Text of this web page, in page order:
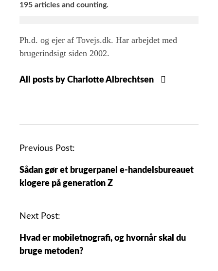
195 articles and counting.
Ph.d. og ejer af Tovejs.dk. Har arbejdet med
brugerindsigt siden 2002.
All posts by Charlotte Albrechtsen
Previous Post:
Sådan gør et brugerpanel e-handelsbureauet
klogere på generation Z
Next Post:
Hvad er mobiletnografi, og hvornår skal du
bruge metoden?